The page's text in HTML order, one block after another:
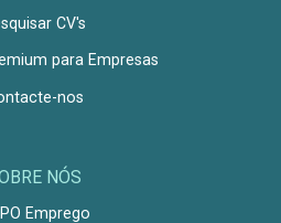
CV's
para Empresas
nos
NÓS
Emprego